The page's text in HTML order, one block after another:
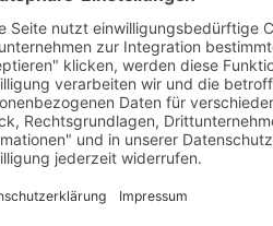
16.11.2017
"Respekt digital" -
Interview mit dem
hessischen
Finanzminister Thomas
Schäfer zu
Hasskommentaren